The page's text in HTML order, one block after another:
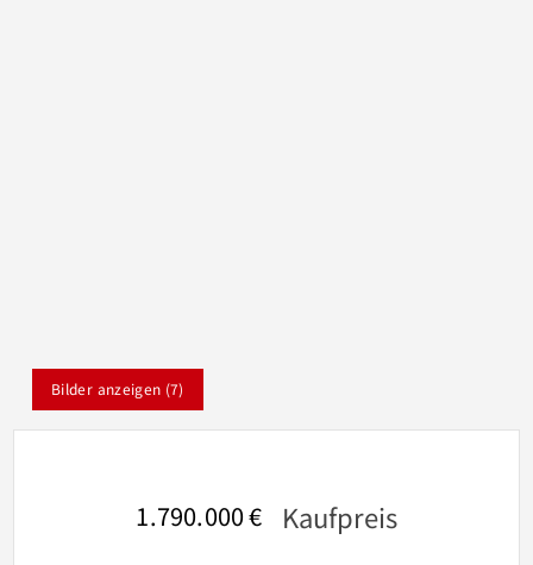
Bilder anzeigen (7)
1.790.000 € Kaufpreis